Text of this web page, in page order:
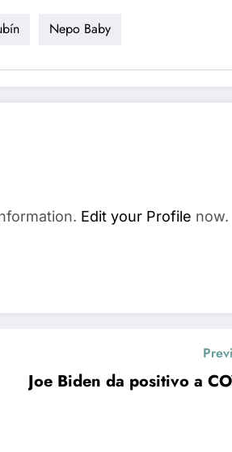
Nepo Baby
Edit your Profile now.
Joe Biden da positivo a